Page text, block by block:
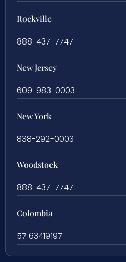
Rockville
888-437-7747
New Jersey
609-983-0003
New York
838-292-0003
Woodstock
888-437-7747
Colombia
57 63419197